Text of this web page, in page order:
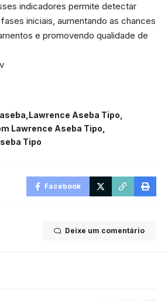
indicadores permite detectar
iniciais, aumentando as chances
e promovendo qualidade de
Lawrence Aseba Tipo
Lawrence Aseba Tipo
Tipo
Facebook
Deixe um comentário